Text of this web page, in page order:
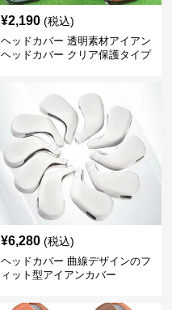
¥2,190 (税込)
ヘッドカバー 透明素材アイアン
ヘッドカバー クリア保護タイプ
¥6,280 (税込)
ヘッドカバー 曲線デザインのフ
ィット型アイアンカバー